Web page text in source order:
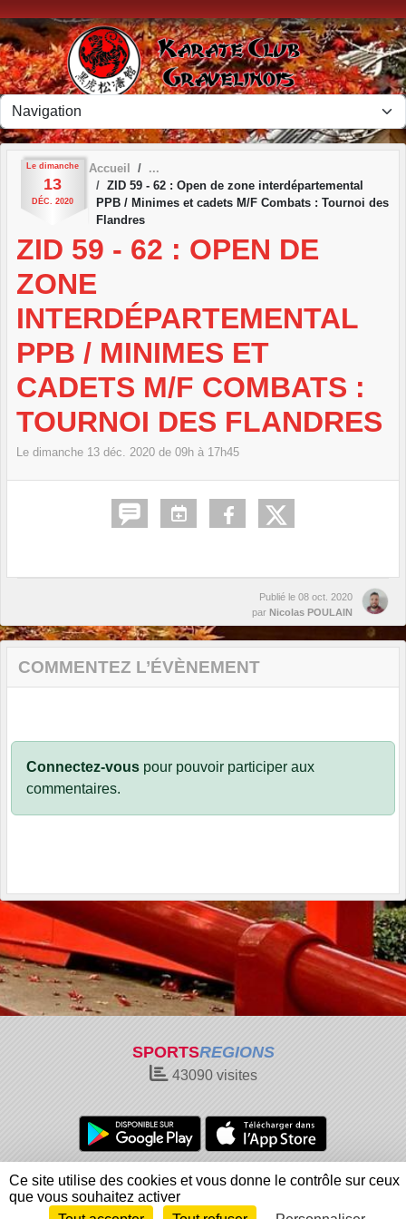
Le dimanche
13
DÉC. 2020
Accueil
ZID 59 - 62 : Open de zone interdépartemental
PPB / Minimes et cadets M/F Combats : Tournoi des
Flandres
ZID 59 - 62 : OPEN DE
ZONE
INTERDÉPARTEMENTAL
PPB / MINIMES ET
CADETS M/F COMBATS :
TOURNOI DES FLANDRES
Le dimanche 13 déc. 2020 de 09h à 17h45
Publié le 08 oct. 2020
par Nicolas POULAIN
COMMENTEZ L’ÉVÈNEMENT
Connectez-vous pour pouvoir participer aux
commentaires.
SPORTSREGIONS
43090visites
Charte cookies
Gestion des cookies
Informations légales
Signaler un contenu inapproprié
Ce site utilise des cookies et vous donne le contrôle sur ceux
que vous souhaitez activer